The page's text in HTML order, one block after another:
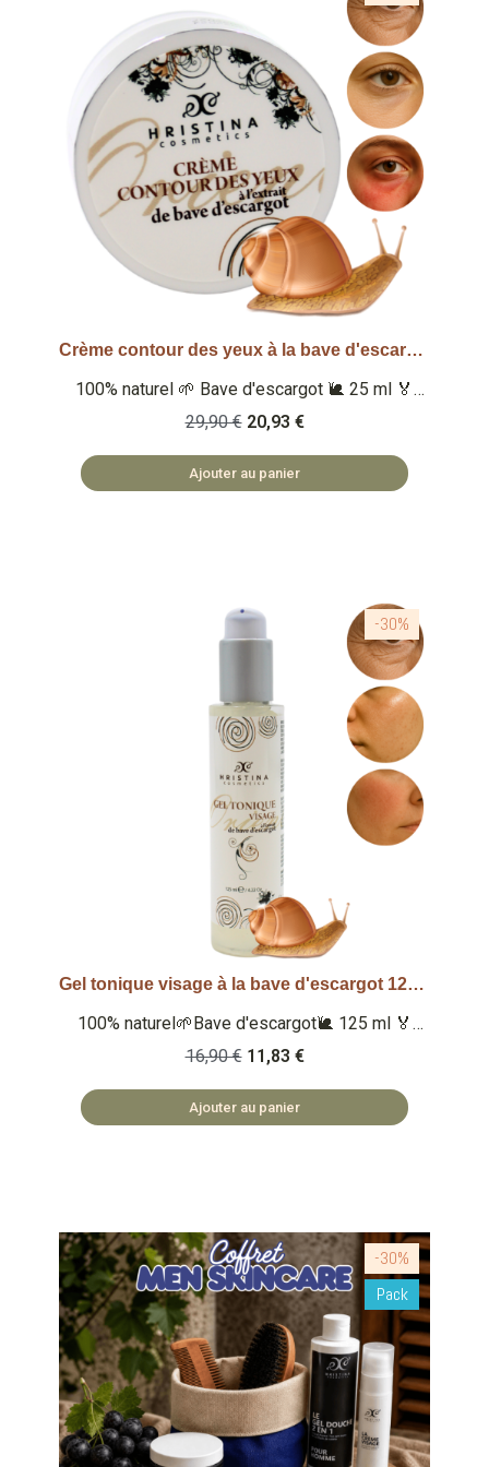
Aperçu rapide Crème contour des yeux à la bave d'escargot
100% naturel 🌱 Bave d'escargot 🐌 25 ml 🏅
Note Yuka : 93/100 🏅 Note Inci Beauty 19.6/20
Qu'est-ce que c'est ? Une crème pour le contour
des yeux 100% naturelle à l'extrait de bave
d'escargot pour lisser et protéger le contour des
29,90 € 20,93 €
Ajouter au panier
Aperçu rapide
-30%
Gel tonique visage à la bave d'escargot 125ml
100% naturel🌱Bave d'escargot🐌 125 ml 🏅
Note Yuka : 100/100 🏅 Note Inci Beauty
19.6/20 Qu'est-ce que c'est ? Un gel tonique
100% naturel à l'extrait de bave d'escargot
lissant et antibactérien. Nettoie en douceur,
16,90 € 11,83 €
Ajouter au panier
-30%
Pack